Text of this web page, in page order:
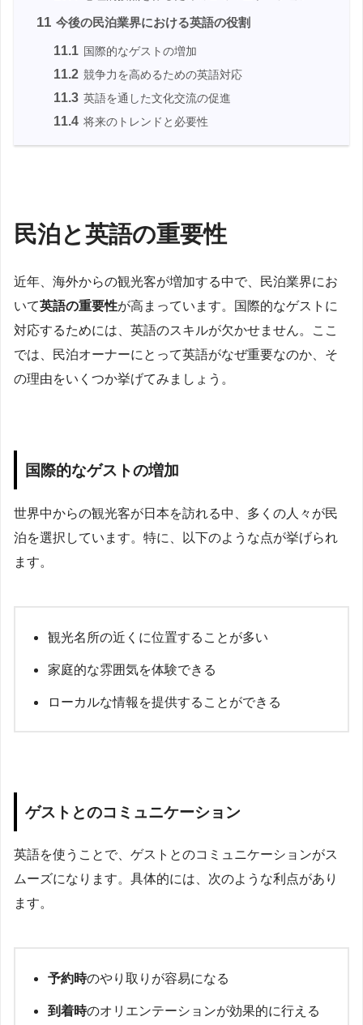
11 今後の民泊業界における英語の役割
11.1 国際的なゲストの増加
11.2 競争力を高めるための英語対応
11.3 英語を通した文化交流の促進
11.4 将来のトレンドと必要性
民泊と英語の重要性
近年、海外からの観光客が増加する中で、民泊業界にお
いて英語の重要性が高まっています。国際的なゲストに
対応するためには、英語のスキルが欠かせません。ここ
では、民泊オーナーにとって英語がなぜ重要なのか、そ
の理由をいくつか挙げてみましょう。
国際的なゲストの増加
世界中からの観光客が日本を訪れる中、多くの人々が民
泊を選択しています。特に、以下のような点が挙げられ
ます。
観光名所の近くに位置することが多い
家庭的な雰囲気を体験できる
ローカルな情報を提供することができる
ゲストとのコミュニケーション
英語を使うことで、ゲストとのコミュニケーションがス
ムーズになります。具体的には、次のような利点があり
ます。
予約時のやり取りが容易になる
到着時のオリエンテーションが効果的に行える